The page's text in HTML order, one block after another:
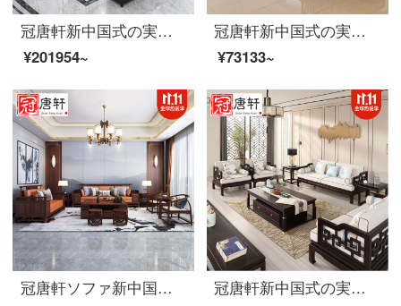
冠唐軒新中国式の実木布芸ソファーセット現代客間の大小の戸型禅意軽豪華見本間会所家具カスタマイズセット2
¥201954~
冠唐軒新中国式の実木ソファ禅意中華別荘の見本室の大型家具のリビングルームは3人のソファをカスタマイズします。
¥73133~
冠唐軒ソファ新中国式烏金木全実木ソファセット高現代中国式禅意銅セット中国風布芸ソファーセットセット別荘民宿家具オーダーメイド材質色サイズオーダーメイド定金
冠唐軒新中国式の実木ソファセット現代ホテル客間シンプルな古典別荘烏金木禅意家具家装カスタム1123セット+茶何+角何（白蝋木）